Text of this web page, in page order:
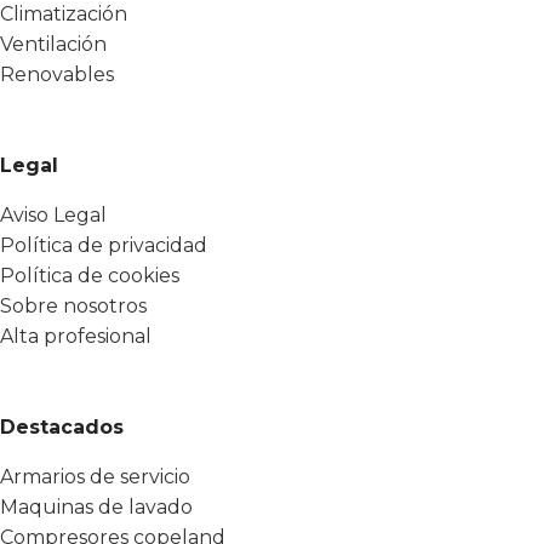
Climatización
Ventilación
Renovables
Legal
Aviso Legal
Política de privacidad
Política de cookies
Sobre nosotros
Alta profesional
Destacados
Armarios de servicio
Maquinas de lavado
Compresores copeland